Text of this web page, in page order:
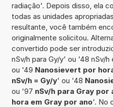
radiação'. Depois disso, ela
todas as unidades
resultante, você também
originalmente solicitou.
convertido pode ser
nSv/h para Gy/y' ou '48 nSv/
ou '49 Nanosievert por
nSv/h = Gy/y' ou '48
ou '97 nSv/h para Gray por
hora em Gray por ano'. No